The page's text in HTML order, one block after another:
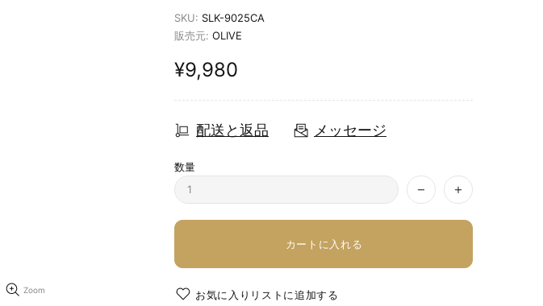
Zoom
SKU: SLK-9025CA
販売元: OLIVE
¥9,980
配送と返品 メッセージ
数量
カートに入れる
お気に入りリストに追加する